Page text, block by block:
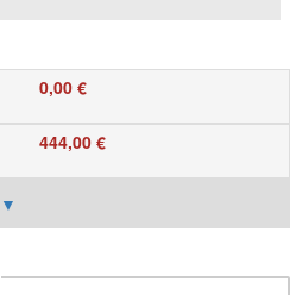
0,00 €
444,00 €
▼